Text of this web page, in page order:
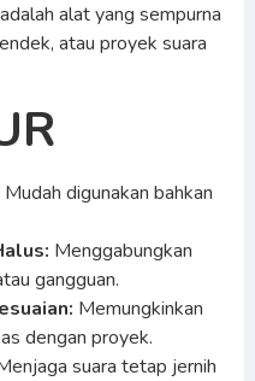
alat yang sempurna
atau proyek suara
Mudah digunakan bahkan
Menggabungkan
gangguan.
Memungkinkan
dengan proyek.
suara tetap jernih